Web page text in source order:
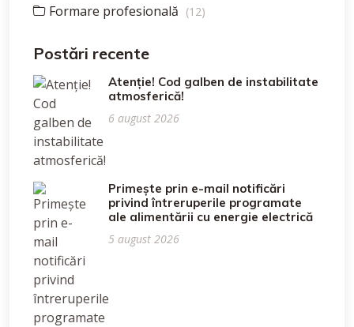
Formare profesională (12)
Postări recente
Atenție! Cod galben de instabilitate
atmosferică!
6 august 2026
Primește prin e-mail notificări
privind întreruperile programate
ale alimentării cu energie electrică
5 august 2026